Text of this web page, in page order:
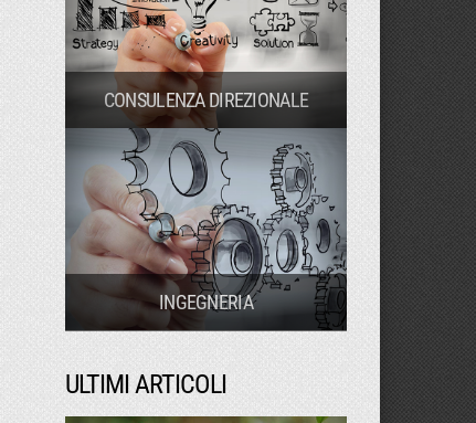
CONSULENZA DIREZIONALE
INGEGNERIA
ULTIMI ARTICOLI